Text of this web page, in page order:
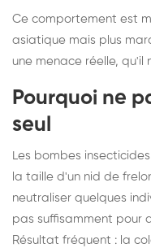
Ce comportement est
asiatique mais plus
une menace réelle,
Pourquoi ne
seul
Les bombes
la taille d'un nid de
neutraliser quelques
pas suffisamment pour
Résultat fréquent : la